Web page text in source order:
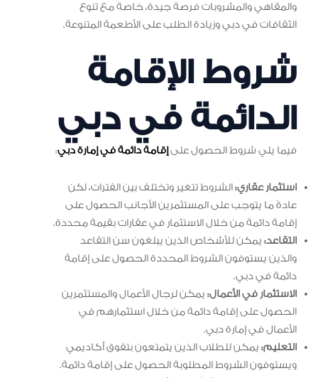
والمقاهي والمشروبات فرصة جيدة، خاصة مع تنوع
الثقافات في دبي وزيادة الطلب على الأطعمة المتنوعة.
شروط الإقامة
الدائمة في دبي
فيما يلي شروط الحصول علىإقامة دائمة في إمارة دبي:
استثمار عقاري: الشروط تتغير وتختلف بين الفترات، لكن
عادةً ما يتوجب على المستثمرين الأجانب الحصول على
إقامة دائمة من خلال الاستثمار في عقارات بقيمة محددة.
التقاعد: يمكن للأشخاص الذين يبلغون سن التقاعد
والذين يستوفون الشروط المحددة الحصول على إقامة
دائمة في دبي.
الاستثمار في الأعمال: يمكن لرجال الأعمال والمستثمرين
الحصول على إقامة دائمة من خلال استثمارهم في
الأعمال في إمارة دبي.
التعليم: يمكن للطلاب الذين يتمتعون بتفوق أكاديمي
ويستوفون الشروط المطلوبة الحصول على إقامة دائمة.